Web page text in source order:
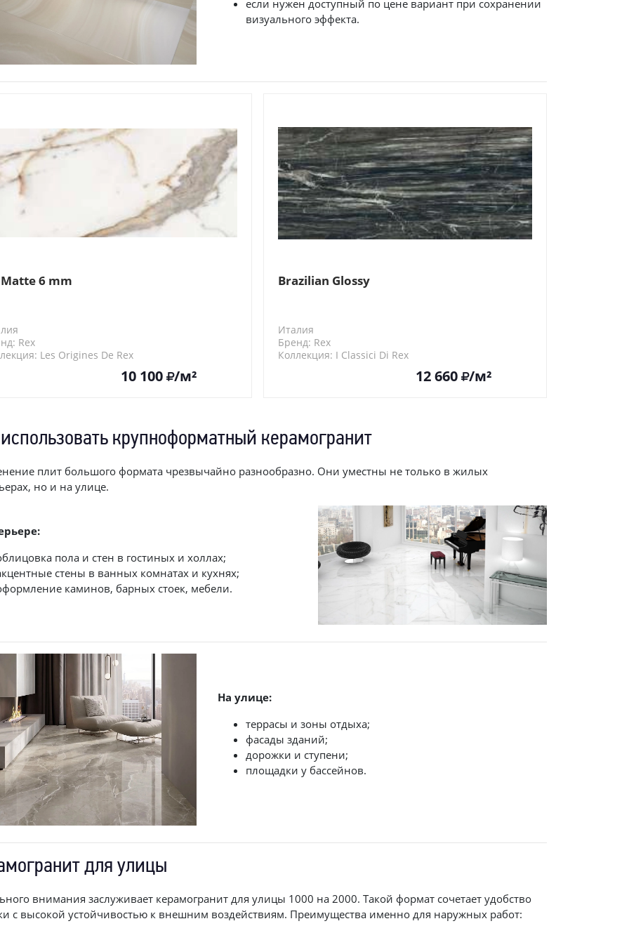
если нужен доступный по цене вариант при сохранении
визуального эффекта.
6 mm
Rex
Les Origines De Rex
10 100 /м²
Brazilian Glossy
Италия
Бренд: Rex
Коллекция: I Classici Di Rex
12 660 /м²
крупноформатный керамогранит
плит большого формата чрезвычайно разнообразно. Они уместны не только в жилых
но и на улице.
пола и стен в гостиных и холлах;
стены в ванных комнатах и кухнях;
каминов, барных стоек, мебели.
На улице:
террасы и зоны отдыха;
фасады зданий;
дорожки и ступени;
площадки у бассейнов.
для улицы
внимания заслуживает керамогранит для улицы 1000 на 2000. Такой формат сочетает удобство
с высокой устойчивостью к внешним воздействиям. Преимущества именно для наружных работ: